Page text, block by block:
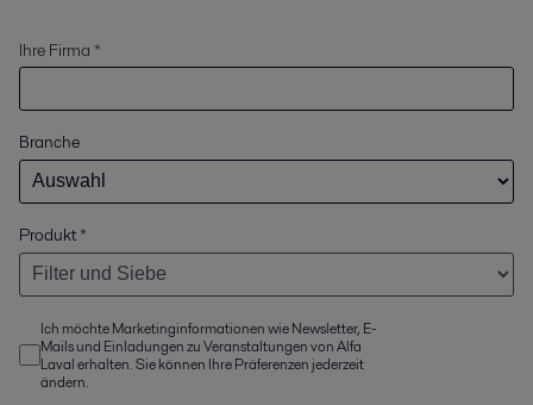
Ihre Firma *
Branche
Produkt*
Ich möchte Marketinginformationen wie Newsletter, E-
Mails und Einladungen zu Veranstaltungen von Alfa
Laval erhalten. Sie können Ihre Präferenzen jederzeit
ändern.